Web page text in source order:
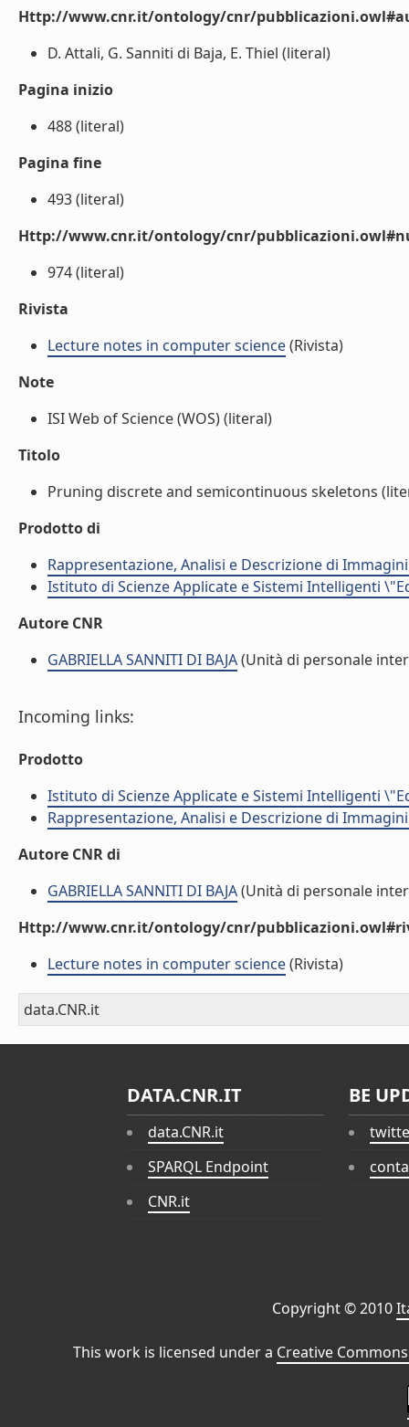
Http://www.cnr.it/ontology/cnr/
D. Attali, G. Sanniti di Baja, E. Thiel (literal)
Pagina inizio
488 (literal)
Pagina fine
493 (literal)
Http://www.cnr.it/ontology/cnr/
974 (literal)
Rivista
Lecture notes in computer science(Rivista)
Note
ISI Web of Science (WOS) (literal)
Titolo
Pruning discrete and semicontinuous skeletons
Prodotto di
Rappresentazione, Analisi e Descrizione di Immagini
Istituto di Scienze Applicate e Sistemi Intelligenti
Autore CNR
GABRIELLA SANNITI DI BAJA(Unità di personale
Incoming links:
Prodotto
Istituto di Scienze Applicate e Sistemi Intelligenti
Rappresentazione, Analisi e Descrizione di Immagini
Autore CNR di
GABRIELLA SANNITI DI BAJA(Unità di personale
Http://www.cnr.it/ontology/cnr/
Lecture notes in computer science(Rivista)
data.CNR.it
DATA.CNR.IT
data.CNR.it
SPARQL Endpoint
CNR.it
BE
Copyright © 2010
This work is licensed under a Creative